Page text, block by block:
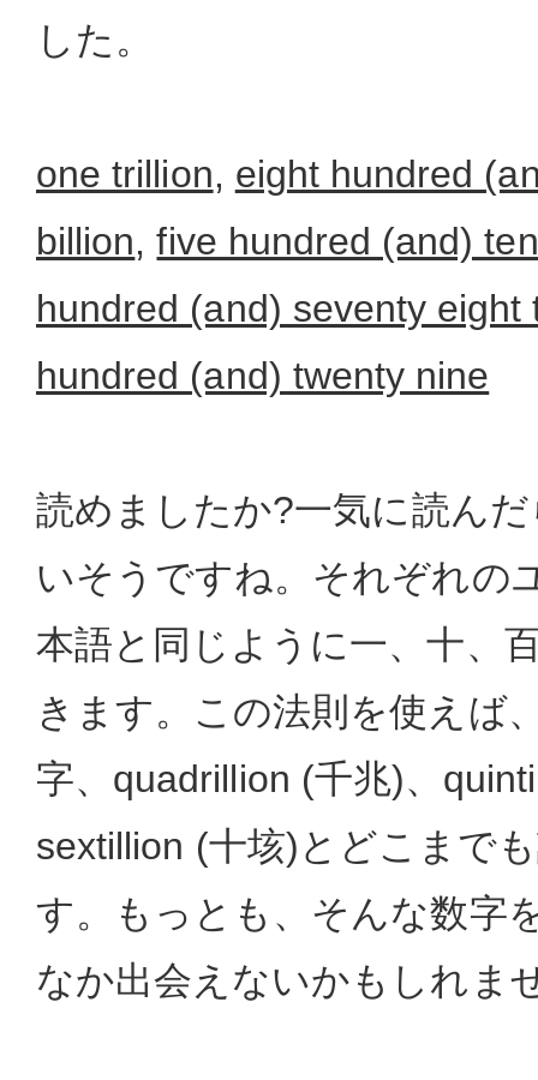
した。
one trillion, eight hundred
billion,five hundred (and)
hundred (and) seventy eight
hundred (and) twenty nine
読めましたか?一気に読ん
いそうですね。それぞれの
本語と同じように一、十、
きます。この法則を使えば
字、quadrillion (千兆)、
sextillion (十垓)とどこまで
す。もっとも、そんな数字
なか出会えないかもしれま